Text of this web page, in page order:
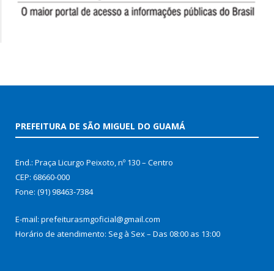
PREFEITURA DE SÃO MIGUEL DO GUAMÁ
End.: Praça Licurgo Peixoto, nº 130 – Centro
CEP: 68660-000
Fone: (91) 98463-7384
E-mail: prefeiturasmgoficial@gmail.com
Horário de atendimento: Seg à Sex – Das 08:00 as 13:00